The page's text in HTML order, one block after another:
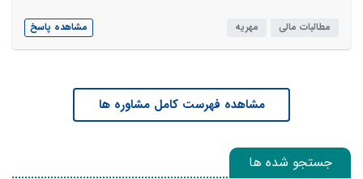
مطالبات مالی مهریه مشاهده پاسخ
مشاهده فهرست کامل مشاوره ها
جستجو شده ها